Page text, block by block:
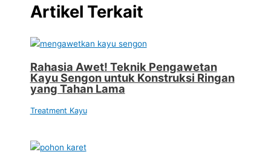
Artikel Terkait
Rahasia Awet! Teknik Pengawetan
Kayu Sengon untuk Konstruksi Ringan
yang Tahan Lama
Treatment Kayu